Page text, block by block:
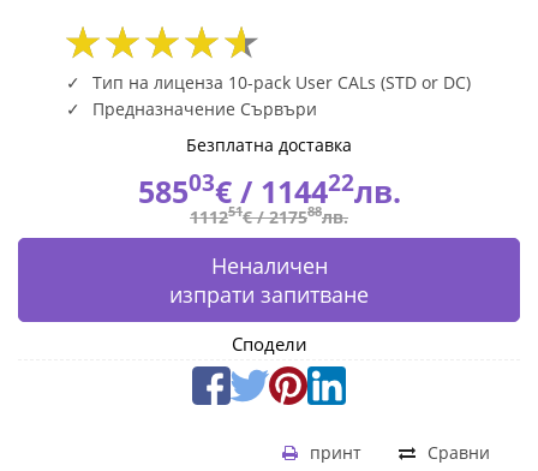
Kit,
only
for
Sale
with
Server
Тип на лиценза 10-pack User CALs (STD or DC)
Предназначение Сървъри
Безплатна доставка
58503€ / 114422лв.
111251€ /217588лв.
Неналичен
изпрати запитване
Сподели
Сравни
принт